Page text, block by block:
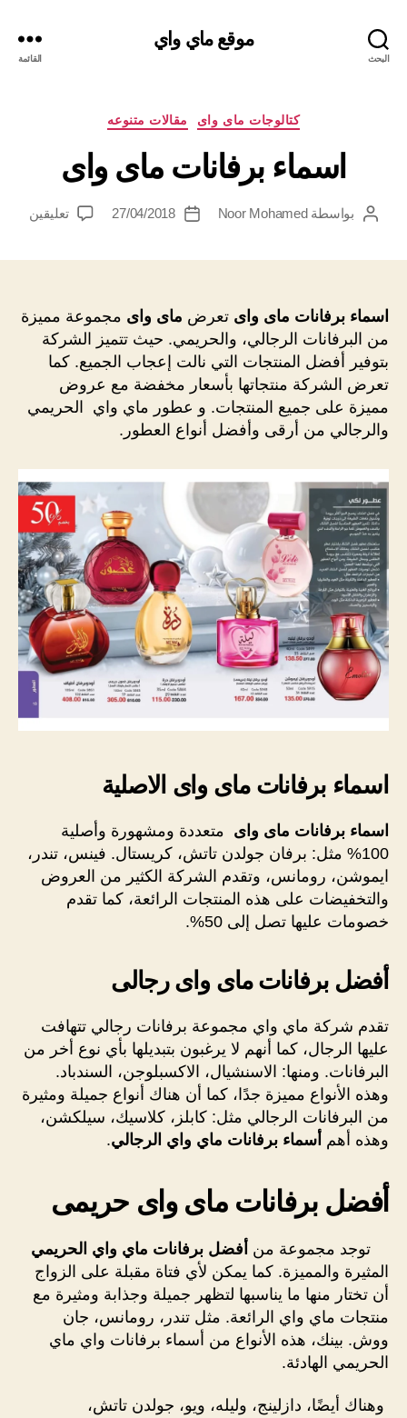
البحث
موقع ماي واي
القائمة
التصنيفاتكتالوجات ماى واى مقالات متنوعه
اسماء برفانات ماى واى
كاتببواسطةNoor Mohamed
تاريخ27/04/2018 تعليقينعلى
اسماء برفانات ماى واى تعرض ماى واى مجموعة مميزة
من البرفانات الرجالي، والحريمي. حيث تتميز الشركة
بتوفير أفضل المنتجات التي نالت إعجاب الجميع. كما
تعرض الشركة منتجاتها بأسعار مخفضة مع عروض
مميزة على جميع المنتجات. و عطور ماي واي الحريمي
والرجالي من أرقى وأفضل أنواع العطور.
اسماء برفانات ماى واى الاصلية
اسماء برفانات ماى واى متعددة ومشهورة وأصلية
100% مثل: برفان جولدن تاتش، كريستال. فينس، تندر،
ايموشن، رومانس، وتقدم الشركة الكثير من العروض
والتخفيضات على هذه المنتجات الرائعة، كما تقدم
خصومات عليها تصل إلى 50%.
أفضل برفانات ماى واى رجالى
تقدم شركة ماي واي مجموعة برفانات رجالي تتهافت
عليها الرجال، كما أنهم لا يرغبون بتبديلها بأي نوع أخر من
البرفانات. ومنها: الاسنشيال، الاكسبلوجن، السندباد.
وهذه الأنواع مميزة جدًا، كما أن هناك أنواع جميلة ومثيرة
من البرفانات الرجالي مثل: كابلز، كلاسيك، سيلكشن،
وهذه أهم أسماء برفانات ماي واي الرجالي.
أفضل برفانات ماى واى حريمى
توجد مجموعة من أفضل برفانات ماي واي الحريمي
المثيرة والمميزة. كما يمكن لأي فتاة مقبلة على الزواج
أن تختار منها ما يناسبها لتظهر جميلة وجذابة ومثيرة مع
منتجات ماي واي الرائعة. مثل تندر، رومانس، جان
ووش. بينك، هذه الأنواع من أسماء برفانات واي ماي
الحريمي الهادئة.
وهناك أيضًا، دازلينج، وليله، ويو، جولدن تاتش،